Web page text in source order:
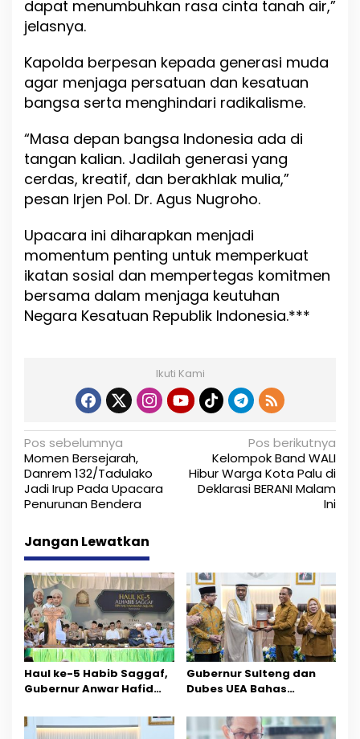
dapat menumbuhkan rasa cinta tanah air,”
jelasnya.
Kapolda berpesan kepada generasi muda
agar menjaga persatuan dan kesatuan
bangsa serta menghindari radikalisme.
“Masa depan bangsa Indonesia ada di
tangan kalian. Jadilah generasi yang
cerdas, kreatif, dan berakhlak mulia,”
pesan Irjen Pol. Dr. Agus Nugroho.
Upacara ini diharapkan menjadi
momentum penting untuk memperkuat
ikatan sosial dan mempertegas komitmen
bersama dalam menjaga keutuhan
Negara Kesatuan Republik Indonesia.***
Ikuti Kami
N
a
v
g
a
s
i
p
o
s
Pos sebelumnya
Momen Bersejarah,
Danrem 132/Tadulako
Jadi Irup Pada Upacara
Penurunan Bendera
Pos berikutnya
Kelompok Band WALI
Hibur Warga Kota Palu di
Deklarasi BERANI Malam
Ini
Jangan Lewatkan
Haul ke-5 Habib Saggaf,
Gubernur Anwar Hafid
Ilmu dan Pendidikan
Gubernur Sulteng dan
Dubes UEA Bahas
Sektor Jadi Prioritas